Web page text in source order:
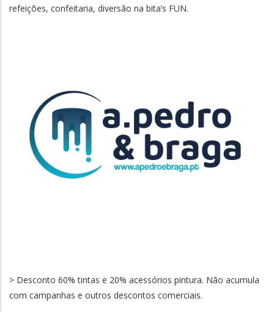
refeições, confeitaria, diversão na bita’s FUN.
> Desconto 60% tintas e 20% acessórios pintura. Não acumula
com campanhas e outros descontos comerciais.